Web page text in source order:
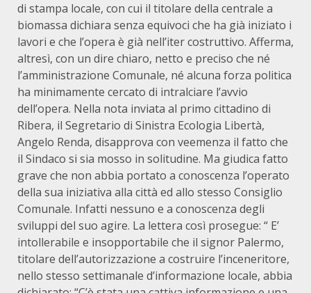
di stampa locale, con cui il titolare della centrale a
biomassa dichiara senza equivoci che ha già iniziato i
lavori e che l’opera è già nell’iter costruttivo. Afferma,
altresì, con un dire chiaro, netto e preciso che né
l’amministrazione Comunale, né alcuna forza politica
ha minimamente cercato di intralciare l’avvio
dell’opera. Nella nota inviata al primo cittadino di
Ribera, il Segretario di Sinistra Ecologia Libertà,
Angelo Renda, disapprova con veemenza il fatto che
il Sindaco si sia mosso in solitudine. Ma giudica fatto
grave che non abbia portato a conoscenza l’operato
della sua iniziativa alla città ed allo stesso Consiglio
Comunale. Infatti nessuno e a conoscenza degli
sviluppi del suo agire. La lettera così prosegue: “ E’
intollerabile e insopportabile che il signor Palermo,
titolare dell’autorizzazione a costruire l’inceneritore,
nello stesso settimanale d’informazione locale, abbia